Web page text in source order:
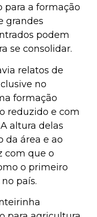
a formação
grandes
podem
se consolidar.
relatos de
no
formação
reduzido e com
altura delas
da área e ao
com que o
o primeiro
país.